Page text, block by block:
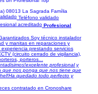
08013 La Sagrada Família
Teléfono validado
Profesional
Soy técnico instalador
y manitas en reparaciones y
prestando servicios
(circuito cerrado de vigilancia),
porteros...
profesional y
que nos ponga que nos tiene que
quedado todo perfecto y
contratado en Cronoshare